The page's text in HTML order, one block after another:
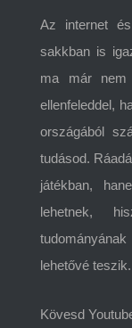
Az internet
sakkban is
ma már nem
ellenfeleddel,
országából
tudásod.
játékban,
lehetnek,
lehetővé teszik.
Kövesd